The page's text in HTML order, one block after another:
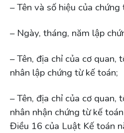
– Tên và số hiệu của chứng
– Ngày, tháng, năm lập
– Tên, địa chỉ của cơ quan,
nhân lập chứng từ kế toán;
– Tên, địa chỉ của cơ quan,
nhân nhận chứng từ kế
Điều 16 của Luật Kế toán